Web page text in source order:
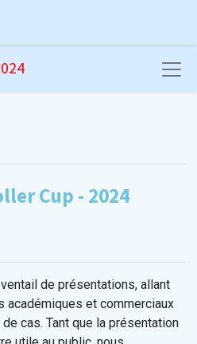
Cup - 2024
de présentations, allant
académiques et commerciaux
cas. Tant que la présentation